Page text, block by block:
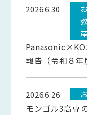
2026.6.30
報告（令和８年
2026.6.26
モンゴル3高専